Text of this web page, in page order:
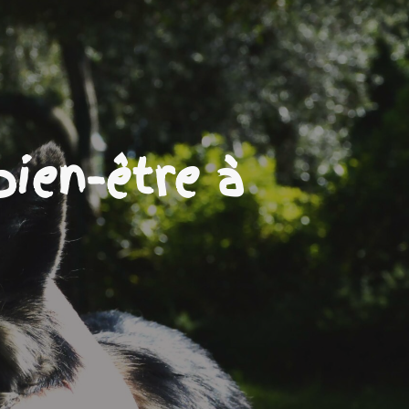
être à